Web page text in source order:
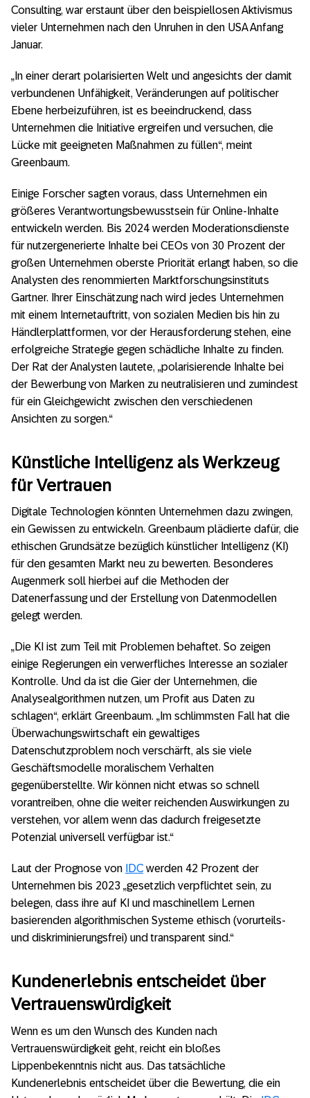
Consulting, war erstaunt über den beispiellosen Aktivismus
vieler Unternehmen nach den Unruhen in den USA Anfang
Januar.
„In einer derart polarisierten Welt und angesichts der damit
verbundenen Unfähigkeit, Veränderungen auf politischer
Ebene herbeizuführen, ist es beeindruckend, dass
Unternehmen die Initiative ergreifen und versuchen, die
Lücke mit geeigneten Maßnahmen zu füllen“, meint
Greenbaum.
Einige Forscher sagten voraus, dass Unternehmen ein
größeres Verantwortungsbewusstsein für Online-Inhalte
entwickeln werden. Bis 2024 werden Moderationsdienste
für nutzergenerierte Inhalte bei CEOs von 30 Prozent der
großen Unternehmen oberste Priorität erlangt haben, so die
Analysten des renommierten Marktforschungsinstituts
Gartner. Ihrer Einschätzung nach wird jedes Unternehmen
mit einem Internetauftritt, von sozialen Medien bis hin zu
Händlerplattformen, vor der Herausforderung stehen, eine
erfolgreiche Strategie gegen schädliche Inhalte zu finden.
Der Rat der Analysten lautete, „polarisierende Inhalte bei
der Bewerbung von Marken zu neutralisieren und zumindest
für ein Gleichgewicht zwischen den verschiedenen
Ansichten zu sorgen.“
Künstliche Intelligenz als Werkzeug
für Vertrauen
Digitale Technologien könnten Unternehmen dazu zwingen,
ein Gewissen zu entwickeln. Greenbaum plädierte dafür, die
ethischen Grundsätze bezüglich künstlicher Intelligenz (KI)
für den gesamten Markt neu zu bewerten. Besonderes
Augenmerk soll hierbei auf die Methoden der
Datenerfassung und der Erstellung von Datenmodellen
gelegt werden.
„Die KI ist zum Teil mit Problemen behaftet. So zeigen
einige Regierungen ein verwerfliches Interesse an sozialer
Kontrolle. Und da ist die Gier der Unternehmen, die
Analysealgorithmen nutzen, um Profit aus Daten zu
schlagen“, erklärt Greenbaum. „Im schlimmsten Fall hat die
Überwachungswirtschaft ein gewaltiges
Datenschutzproblem noch verschärft, als sie viele
Geschäftsmodelle moralischem Verhalten
gegenüberstellte. Wir können nicht etwas so schnell
vorantreiben, ohne die weiter reichenden Auswirkungen zu
verstehen, vor allem wenn das dadurch freigesetzte
Potenzial universell verfügbar ist.“
Laut der Prognose von IDC werden 42 Prozent der
Unternehmen bis 2023 „gesetzlich verpflichtet sein, zu
belegen, dass ihre auf KI und maschinellem Lernen
basierenden algorithmischen Systeme ethisch (vorurteils-
und diskriminierungsfrei) und transparent sind.“
Kundenerlebnis entscheidet über
Vertrauenswürdigkeit
Wenn es um den Wunsch des Kunden nach
Vertrauenswürdigkeit geht, reicht ein bloßes
Lippenbekenntnis nicht aus. Das tatsächliche
Kundenerlebnis entscheidet über die Bewertung, die ein